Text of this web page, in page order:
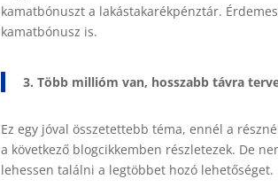
kamatbónuszt a lakástakarékpénztár.
kamatbónusz is.
3. Több millióm van, hosszabb távra
Ez egy jóval összetettebb téma, ennél a
a következő blogcikkemben részletezek. De
lehessen találni a legtöbbet hozó lehetőséget.